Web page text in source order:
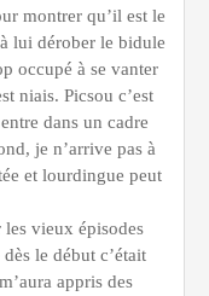
montrer qu’il est le
lui dérober le bidule
occupé à se vanter
niais. Picsou c’est
dans un cadre
je n’arrive pas à
et lourdingue peut
vieux épisodes
le début c’était
appris des